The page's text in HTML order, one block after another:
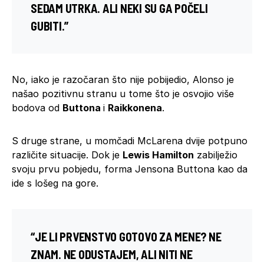
SEDAM UTRKA. ALI NEKI SU GA POČELI
GUBITI.”
No, iako je razočaran što nije pobijedio, Alonso je
našao pozitivnu stranu u tome što je osvojio više
bodova od Buttona i Raikkonena.
S druge strane, u momčadi McLarena dvije potpuno
različite situacije. Dok je Lewis Hamilton zabilježio
svoju prvu pobjedu, forma Jensona Buttona kao da
ide s lošeg na gore.
“JE LI PRVENSTVO GOTOVO ZA MENE? NE
ZNAM. NE ODUSTAJEM, ALI NITI NE